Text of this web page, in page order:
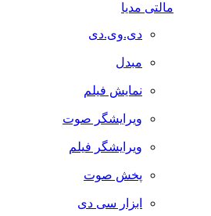
مالتی مدیا
دی.وی.دی
مبدل
نمایش فیلم
ویرایشگر صوت
ویرایشگر فیلم
پخش صوت
ابزار سی دی